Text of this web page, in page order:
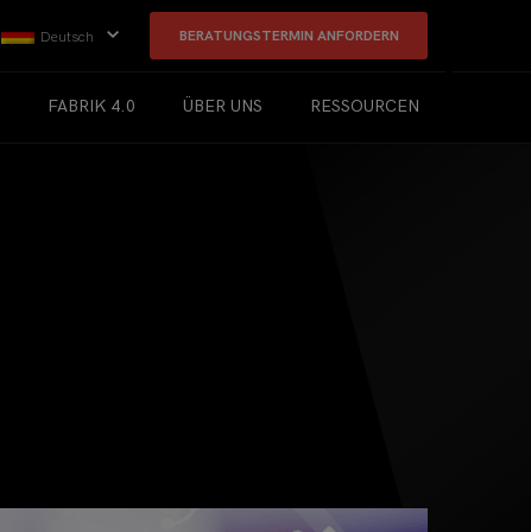
BERATUNGSTERMIN ANFORDERN
Deutsch
FABRIK 4.0 ÜBER UNS RESSOURCEN